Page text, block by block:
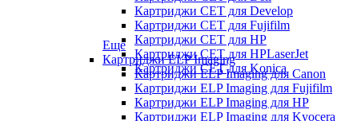
Картриджи CET для Develop
Картриджи CET для Fujifilm
Картриджи CET для HP
Картриджи CET для HPLaserJet
Картриджи CET для Konica
Еще
Картриджи ELP Imaging
Картриджи ELP Imaging для Canon
Картриджи ELP Imaging для Fujifilm
Картриджи ELP Imaging для HP
Картриджи ELP Imaging для Kyocera